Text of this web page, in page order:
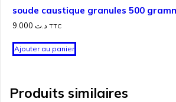
soude caustique granules 500
د.ت TTC
Ajouter au panier
Produits similaires